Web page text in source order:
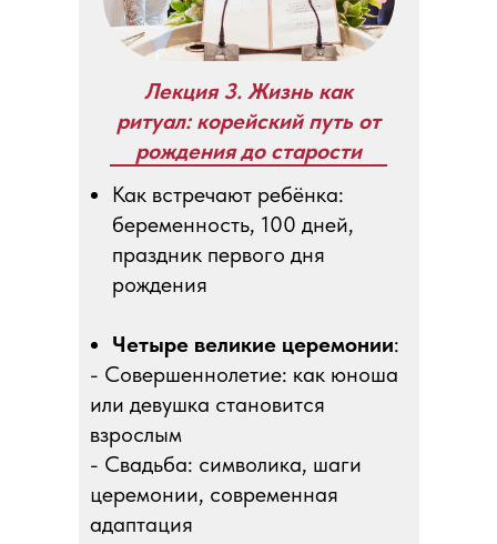
Как встречают ребёнка:
беременность, 100 дней,
праздник первого дня
рождения
Четыре великие церемонии:
- Совершеннолетие: как юноша
или девушка становится
взрослым
- Свадьба: символика, шаги
церемонии, современная
адаптация
Лекция 3. Жизнь как
ритуал: корейский путь от
рождения до старости